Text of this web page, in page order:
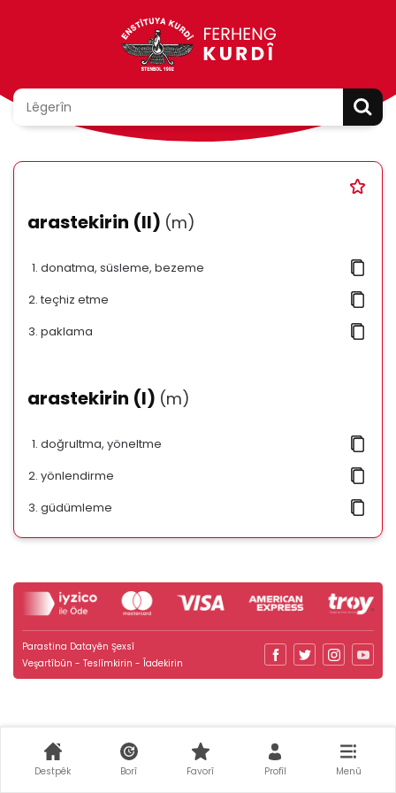
arastekirin (II) (m)
donatma, süsleme, bezeme
teçhiz etme
paklama
arastekirin (I) (m)
doğrultma, yöneltme
yönlendirme
güdümleme
Parastina Datayên Şexsî
Veşartîbûn - Teslîmkirin - Îadekirin
Destpêk Borî Favorî Profîl Menû